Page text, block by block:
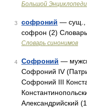
Большой
3 софроний — сущ.,
софрон (2)
Словарь синонимов
4 Софроний —
Софроний IV
Софроний III
Александрийский